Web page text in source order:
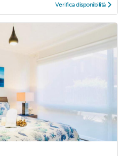
Verifica disponibilità